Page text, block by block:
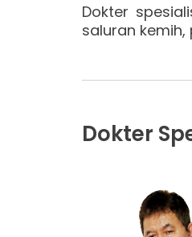
Dokter
saluran
Dokter